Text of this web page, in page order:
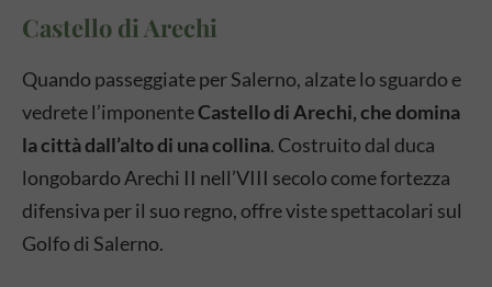
Castello di Arechi
Quando passeggiate per Salerno, alzate lo sguardo e
vedrete l’imponenteCastello di Arechi, che domina
la città dall’alto di una collina. Costruito dal duca
longobardo Arechi II nell’VIII secolo come fortezza
difensiva per il suo regno, offre viste spettacolari sul
Golfo di Salerno.